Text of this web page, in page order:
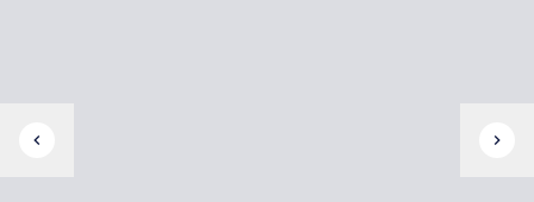
chevron_left chevron_right